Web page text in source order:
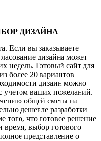
ДИЗАЙНА
Если вы заказываете
дизайна может
недель. Готовый сайт для
более 20 вариантов
дизайн можно
учетом ваших пожеланий.
общей сметы на
дешевле разработки
того, что готовое решение
время, выбор готового
представление о